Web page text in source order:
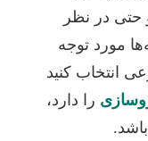
نظر
توجه
کنید
را دارد،